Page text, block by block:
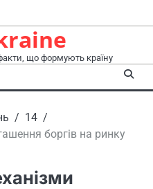
що формують країну
14
боргів на ринку